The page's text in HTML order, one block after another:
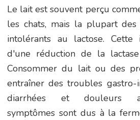
Le lait est souvent perçu
les chats, mais la plupart
intolérants au lactose. Cette
d'une réduction de la
Consommer du lait ou des
entraîner des troubles
diarrhées et douleurs
symptômes sont dus à la